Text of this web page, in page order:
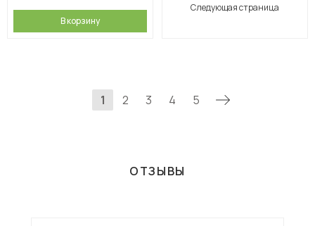
В корзину
Следующая страница
1 2 3 4 5
ОТЗЫВЫ